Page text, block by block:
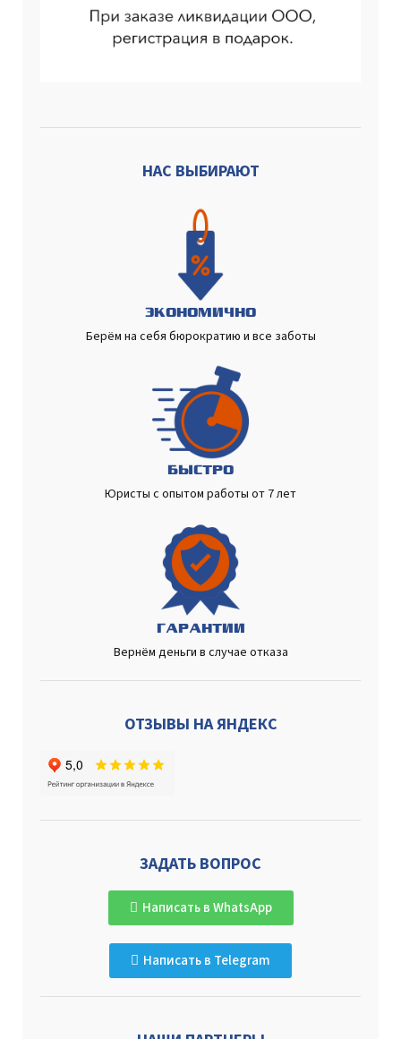
НАС ВЫБИРАЮТ
ЭКОНОМИЧНО
Берём на себя бюрократию и все заботы
БЫСТРО
Юристы с опытом работы от 7 лет
ГАРАНТИИ
Вернём деньги в случае отказа
ОТЗЫВЫ НА ЯНДЕКС
ЗАДАТЬ ВОПРОС
Написать в WhatsApp
Написать в Telegram